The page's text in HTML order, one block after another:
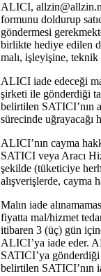
ALICI,
formunu doldurup
göndermesi
birlikte hediye edilen
malı, işleyişine,
ALICI iade edeceği
şirketi ile gönderdiği
belirtilen SATICI’nın
sürecinde uğrayacağı
ALICI’nın cayma
SATICI veya Aracı
şekilde (tüketiciye
alışverişlerde, cayma
Malın iade
fiyatta mal/hizmet
itibaren 3 (üç) gün
ALICI’ya iade eder.
SATICI’ya
belirtilen SATICI’nın